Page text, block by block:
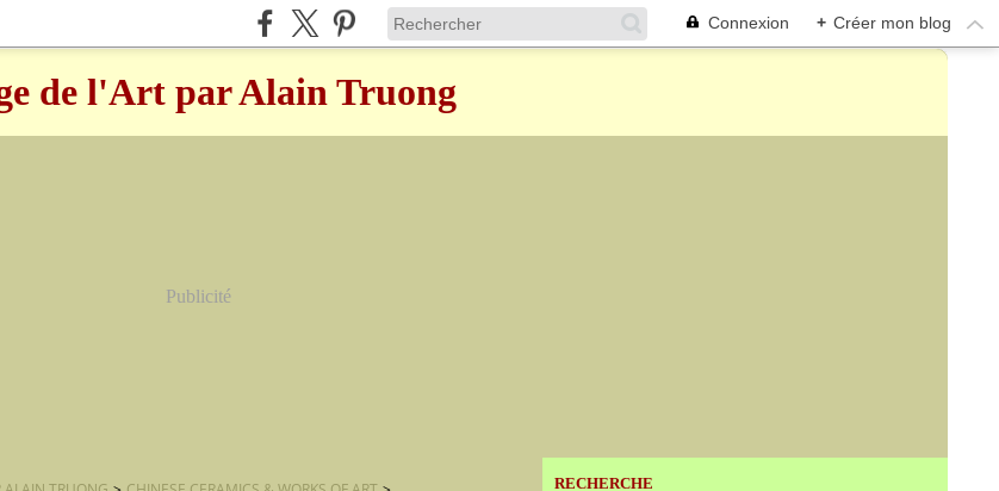
Connexion + Créer mon blog
de l'Art par Alain Truong
Publicité
RECHERCHE